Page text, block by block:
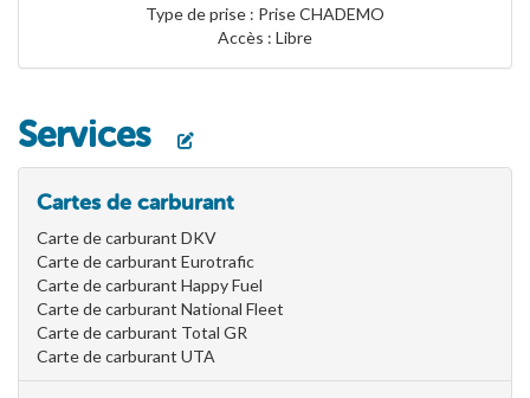
Type de prise : Prise CHADEMO
Accès : Libre
Services
Cartes de carburant
Carte de carburant DKV
Carte de carburant Eurotrafic
Carte de carburant Happy Fuel
Carte de carburant National Fleet
Carte de carburant Total GR
Carte de carburant UTA